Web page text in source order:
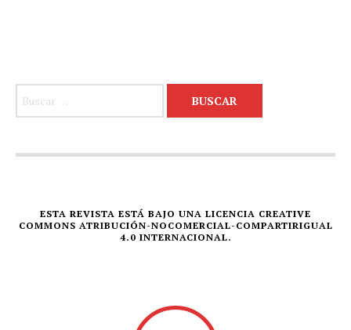
ESTA REVISTA ESTÁ BAJO UNA LICENCIA CREATIVE
COMMONS ATRIBUCIÓN-NOCOMERCIAL-COMPARTIRIGUAL
4.0 INTERNACIONAL.